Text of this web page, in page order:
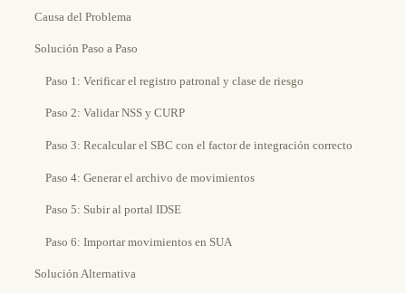
Causa del Problema
Solución Paso a Paso
Paso 1: Verificar el registro patronal y clase de riesgo
Paso 2: Validar NSS y CURP
Paso 3: Recalcular el SBC con el factor de integración correcto
Paso 4: Generar el archivo de movimientos
Paso 5: Subir al portal IDSE
Paso 6: Importar movimientos en SUA
Solución Alternativa